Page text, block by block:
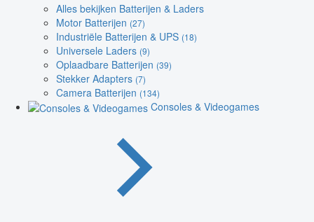
Alles bekijken Batterijen & Laders
Motor Batterijen (27)
Industriële Batterijen & UPS (18)
Universele Laders (9)
Oplaadbare Batterijen (39)
Stekker Adapters (7)
Camera Batterijen (134)
Consoles & Videogames